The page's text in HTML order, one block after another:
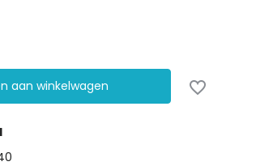
aan winkelwagen